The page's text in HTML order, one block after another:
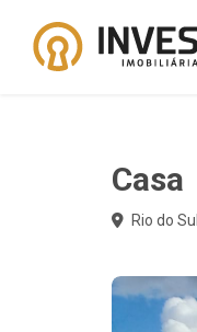
Casa
Rio do